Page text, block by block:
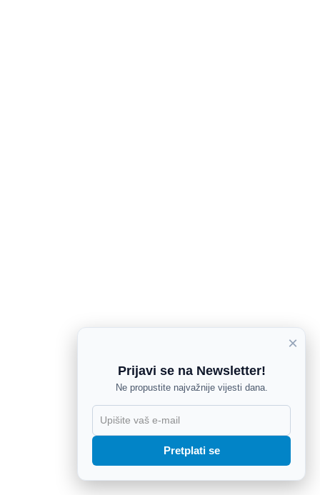
×
Prijavi se na Newsletter!
Ne propustite najvažnije vijesti dana.
Pretplati se